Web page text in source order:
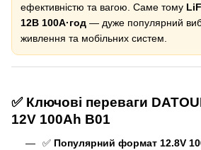
ефективністю та вагою. Саме тому
12В 100А·год — дуже популярний
живлення та мобільних систем.
✅ Ключові переваги
12V 100Ah B01
✅ Популярний формат 12.8V